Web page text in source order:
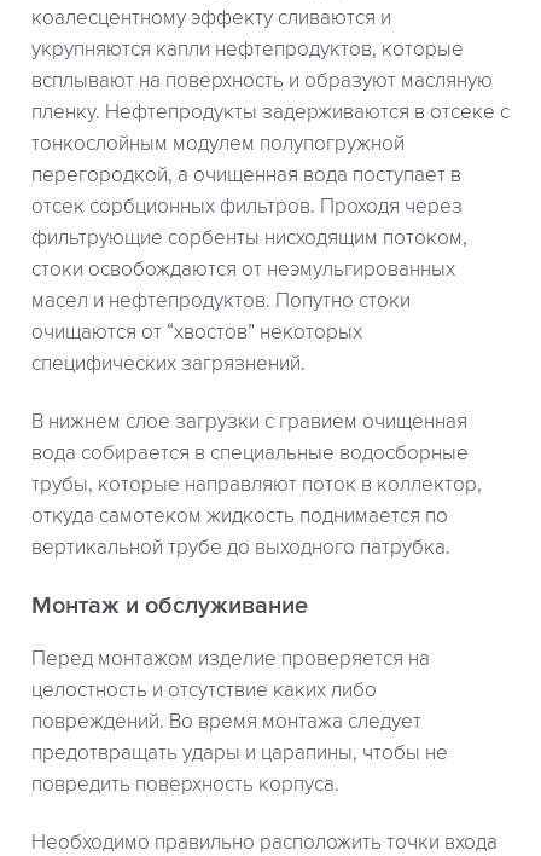
коалесцентному эффекту сливаются и
укрупняются капли нефтепродуктов, которые
всплывают на поверхность и образуют масляную
пленку. Нефтепродукты задерживаются в отсеке с
тонкослойным модулем полупогружной
перегородкой, а очищенная вода поступает в
отсек сорбционных фильтров. Проходя через
фильтрующие сорбенты нисходящим потоком,
стоки освобождаются от неэмульгированных
масел и нефтепродуктов. Попутно стоки
очищаются от “хвостов” некоторых
специфических загрязнений.
В нижнем слое загрузки с гравием очищенная
вода собирается в специальные водосборные
трубы, которые направляют поток в коллектор,
откуда самотеком жидкость поднимается по
вертикальной трубе до выходного патрубка.
Монтаж и обслуживание
Перед монтажом изделие проверяется на
целостность и отсутствие каких либо
повреждений. Во время монтажа следует
предотвращать удары и царапины, чтобы не
повредить поверхность корпуса.
Необходимо правильно расположить точки входа